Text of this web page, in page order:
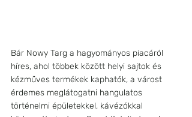
Bár Nowy Targ a hagyományos piacáról
híres, ahol többek között helyi sajtok és
kézműves termékek kaphatók, a várost
érdemes meglátogatni hangulatos
történelmi épületekkel, kávézókkal